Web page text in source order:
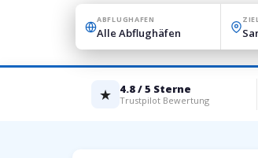
ABFLUGHAFEN ZIEL
★ 4.8 / 5 Sterne
Trustpilot Bewertung